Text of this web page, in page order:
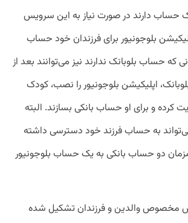
حساب دارند در صورت نیاز به این سرویس
بلوجونیور برای فرزندان خود حساب
که حساب بلوبانک ندارند نیز می‌توانند بعد از
اپلیکیشن بلوجونیور را نصب، کودک
کرده و برای او حساب بانکی بسازند. البته
می‌تواند به حساب فرزند خود دسترسی داشته
دو حساب بانکی به یک حساب بلوجونیور
مخصوص والدین و فرزندان تشکیل شده